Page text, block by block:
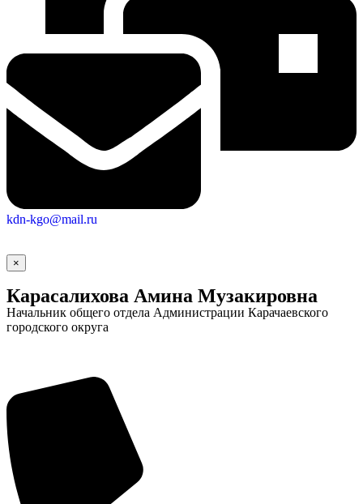
Экономика
kdn-kgo@mail.ru
×
Карасалихова Амина Музакировна
Начальник общего отдела Администрации Карачаевского
городского округа